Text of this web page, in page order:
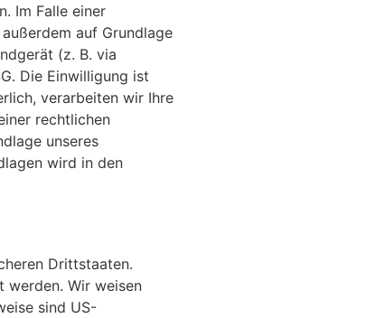
Im Falle einer
auf Grundlage
(z. B. via
Die Einwilligung ist
verarbeiten wir Ihre
rechtlichen
unseres
wird in den
Drittstaaten.
werden. Wir weisen
sind US-